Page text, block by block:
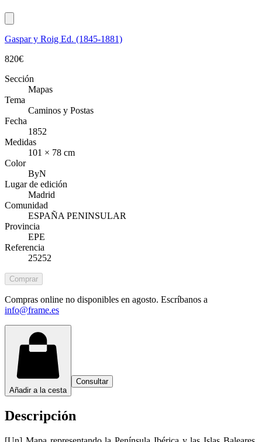
Gaspar y Roig Ed. (1845-1881)
820€
Sección
Mapas
Tema
Caminos y Postas
Fecha
1852
Medidas
101 × 78 cm
Color
ByN
Lugar de edición
Madrid
Comunidad
ESPAÑA PENINSULAR
Provincia
EPE
Referencia
25252
Comprar
Compras online no disponibles en agosto. Escríbanos a
info@frame.es
Añadir a la cesta
Consultar
Descripción